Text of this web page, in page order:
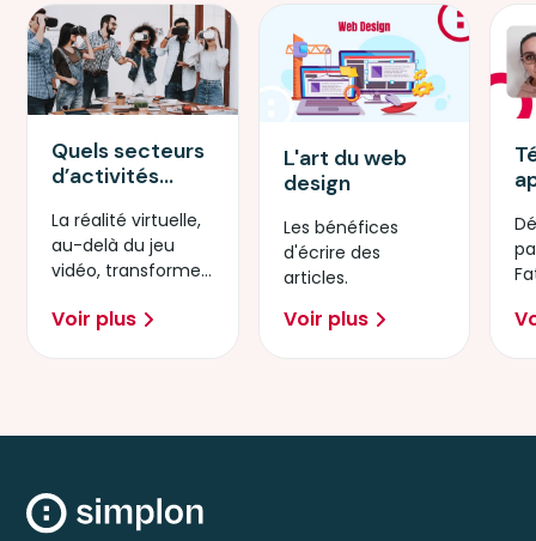
Quels secteurs
d’activités
l’AR/VR ?
La réalité virtuelle,
au-delà du jeu
vidéo, transforme
secteurs et
Voir plus
L'art du web
design
Les bénéfices
d'écrire des
articles.
Voir plus